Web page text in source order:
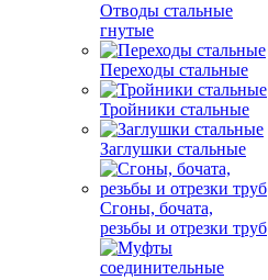
Отводы стальные
гнутые
Переходы стальные
Тройники стальные
Заглушки стальные
Сгоны, бочата,
резьбы и отрезки труб